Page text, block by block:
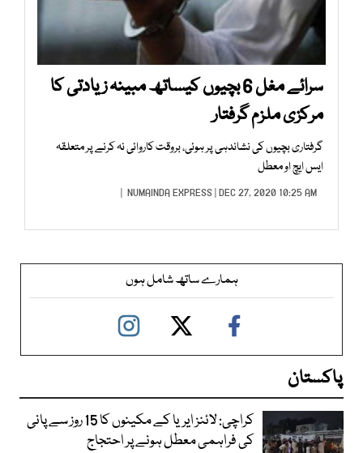
سرائے مغل 6 بچیوں کیساتھ مبینہ زیادتی کا
مرکزی ملزم گرفتار
گرفتاری بچیوں کی نشاندہی پر ہوئی، بروقت کاروائی نہ کرنے پر متعلقہ
ایس ایچ او معطل
NUMAINDA EXPRESS| DEC 27, 2020 10:25 AM |
ہمارے ساتھ شامل ہوں
پاکستان
کراچی: لائنز ایریا کے مکینوں کا 15 روز سے پانی
کی فراہمی معطل ہونے پر احتجاج